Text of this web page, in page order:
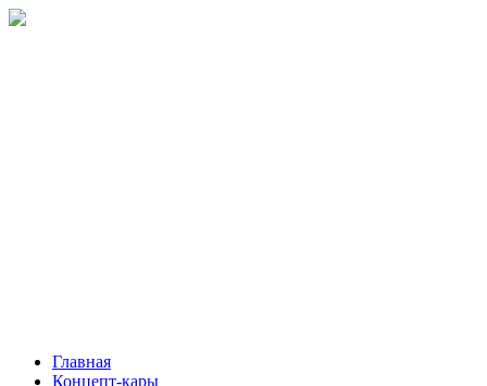
Главная
Концепт-кары